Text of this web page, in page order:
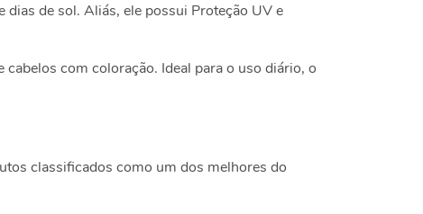
de sol. Aliás, ele possui Proteção UV e
cabelos com coloração. Ideal para o uso diário, o
classificados como um dos melhores do